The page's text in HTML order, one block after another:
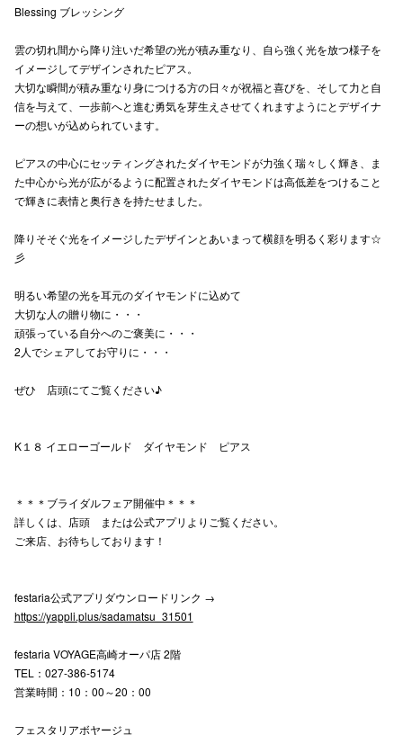
Blessing ブレッシング
雲の切れ間から降り注いだ希望の光が積み重なり、自ら強く光を放つ様子を
イメージしてデザインされたピアス。
大切な瞬間が積み重なり身につける方の日々が祝福と喜びを、そして力と自
信を与えて、一歩前へと進む勇気を芽生えさせてくれますようにとデザイナ
ーの想いが込められています。
ピアスの中心にセッティングされたダイヤモンドが力強く瑞々しく輝き、ま
た中心から光が広がるように配置されたダイヤモンドは高低差をつけること
で輝きに表情と奥行きを持たせました。
降りそそぐ光をイメージしたデザインとあいまって横顔を明るく彩ります☆
彡
明るい希望の光を耳元のダイヤモンドに込めて
大切な人の贈り物に・・・
頑張っている自分へのご褒美に・・・
2人でシェアしてお守りに・・・
ぜひ 店頭にてご覧ください♪
K１８ イエローゴールド ダイヤモンド ピアス
＊＊＊ブライダルフェア開催中＊＊＊
詳しくは、店頭 または公式アプリよりご覧ください。
ご来店、お待ちしております！
festaria公式アプリダウンロードリンク →
https://yappli.plus/sadamatsu_31501
festaria VOYAGE高崎オーパ店 2階
TEL：027-386-5174
営業時間：10：00～20：00
フェスタリアボヤージュ
ソーシャル
高崎オ